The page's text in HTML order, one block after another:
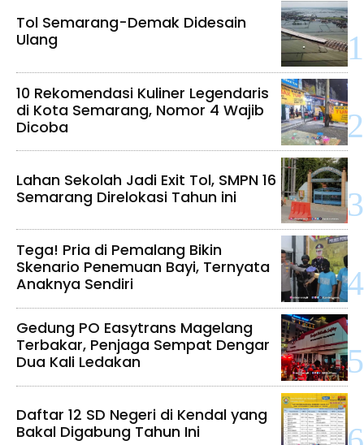
Tol Semarang-Demak Didesain
Ulang
10 Rekomendasi Kuliner Legendaris
di Kota Semarang, Nomor 4 Wajib
Dicoba
Lahan Sekolah Jadi Exit Tol, SMPN 16
Semarang Direlokasi Tahun ini
Tega! Pria di Pemalang Bikin
Skenario Penemuan Bayi, Ternyata
Anaknya Sendiri
Gedung PO Easytrans Magelang
Terbakar, Penjaga Sempat Dengar
Dua Kali Ledakan
Daftar 12 SD Negeri di Kendal yang
Bakal Digabung Tahun Ini